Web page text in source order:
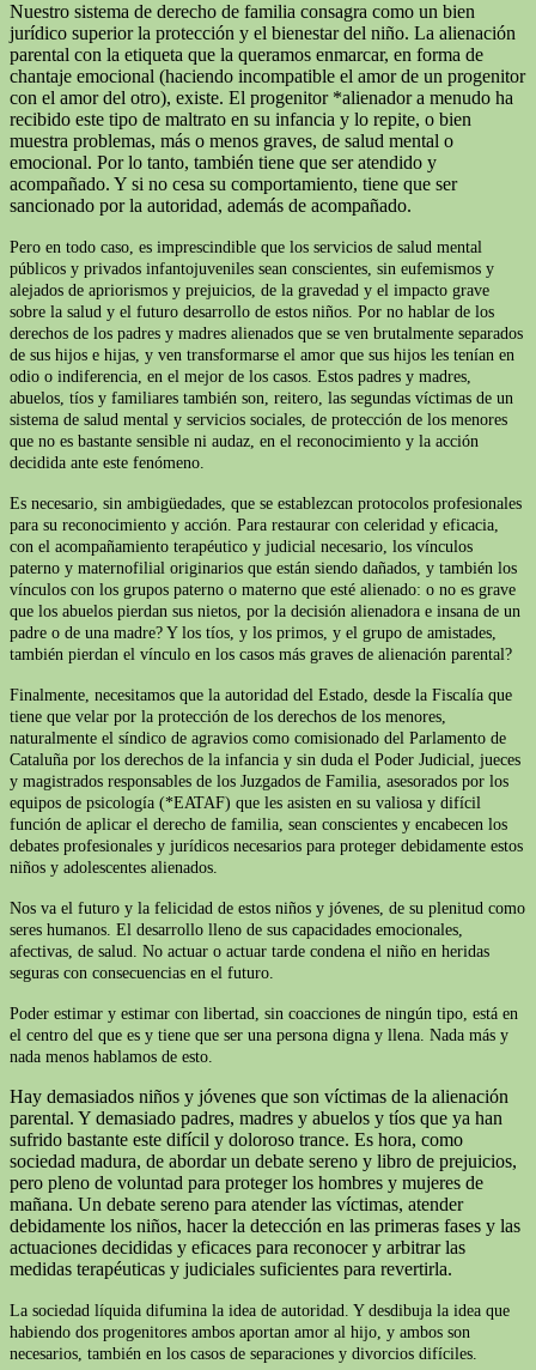
Nuestro sistema de derecho de familia consagra como un bien
jurídico superior la protección y el bienestar del niño. La alienación
parental con la etiqueta que la queramos enmarcar, en forma de
chantaje emocional (haciendo incompatible el amor de un progenitor
con el amor del otro), existe. El progenitor *alienador a menudo ha
recibido este tipo de maltrato en su infancia y lo repite, o bien
muestra problemas, más o menos graves, de salud mental o
emocional. Por lo tanto, también tiene que ser atendido y
acompañado. Y si no cesa su comportamiento, tiene que ser
sancionado por la autoridad, además de acompañado.
Pero en todo caso, es imprescindible que los servicios de salud mental
públicos y privados infantojuveniles sean conscientes, sin eufemismos y
alejados de apriorismos y prejuicios, de la gravedad y el impacto grave
sobre la salud y el futuro desarrollo de estos niños. Por no hablar de los
derechos de los padres y madres alienados que se ven brutalmente separados
de sus hijos e hijas, y ven transformarse el amor que sus hijos les tenían en
odio o indiferencia, en el mejor de los casos. Estos padres y madres,
abuelos, tíos y familiares también son, reitero, las segundas víctimas de un
sistema de salud mental y servicios sociales, de protección de los menores
que no es bastante sensible ni audaz, en el reconocimiento y la acción
decidida ante este fenómeno.
Es necesario, sin ambigüedades, que se establezcan protocolos profesionales
para su reconocimiento y acción. Para restaurar con celeridad y eficacia,
con el acompañamiento terapéutico y judicial necesario, los vínculos
paterno y maternofilial originarios que están siendo dañados, y también los
vínculos con los grupos paterno o materno que esté alienado: o no es grave
que los abuelos pierdan sus nietos, por la decisión alienadora e insana de un
padre o de una madre? Y los tíos, y los primos, y el grupo de amistades,
también pierdan el vínculo en los casos más graves de alienación parental?
Finalmente, necesitamos que la autoridad del Estado, desde la Fiscalía que
tiene que velar por la protección de los derechos de los menores,
naturalmente el síndico de agravios como comisionado del Parlamento de
Cataluña por los derechos de la infancia y sin duda el Poder Judicial, jueces
y magistrados responsables de los Juzgados de Familia, asesorados por los
equipos de psicología (*EATAF) que les asisten en su valiosa y difícil
función de aplicar el derecho de familia, sean conscientes y encabecen los
debates profesionales y jurídicos necesarios para proteger debidamente estos
niños y adolescentes alienados.
Nos va el futuro y la felicidad de estos niños y jóvenes, de su plenitud como
seres humanos. El desarrollo lleno de sus capacidades emocionales,
afectivas, de salud. No actuar o actuar tarde condena el niño en heridas
seguras con consecuencias en el futuro.
Poder estimar y estimar con libertad, sin coacciones de ningún tipo, está en
el centro del que es y tiene que ser una persona digna y llena. Nada más y
nada menos hablamos de esto.
Hay demasiados niños y jóvenes que son víctimas de la alienación
parental. Y demasiado padres, madres y abuelos y tíos que ya han
sufrido bastante este difícil y doloroso trance. Es hora, como
sociedad madura, de abordar un debate sereno y libro de prejuicios,
pero pleno de voluntad para proteger los hombres y mujeres de
mañana. Un debate sereno para atender las víctimas, atender
debidamente los niños, hacer la detección en las primeras fases y las
actuaciones decididas y eficaces para reconocer y arbitrar las
medidas terapéuticas y judiciales suficientes para revertirla.
La sociedad líquida difumina la idea de autoridad. Y desdibuja la idea que
habiendo dos progenitores ambos aportan amor al hijo, y ambos son
necesarios, también en los casos de separaciones y divorcios difíciles.